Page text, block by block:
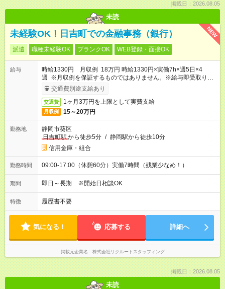
掲載日：2026.08.05
未読
NEW
未経験OK！日吉町での金融事務（銀行）
派遣 職種未経験OK ブランクOK WEB登録・面接OK
給与
時給1330円 月収例 18万円 時給1330円×実働7h×週5日×4
週 ※月収例を保証するものではありません。※給与即受取りサ
ービス利用可（利用条件有）
交通費別途支給あり
交通費 1ヶ月3万円を上限として実費支給
月収例 15～20万円
勤務地
静岡市葵区
日吉町駅から徒歩5分 / 静岡駅から徒歩10分
信用金庫・組合
勤務時間 09:00-17:00（休憩60分）実働7時間（残業少なめ！）
期間 即日～長期 ※開始日相談OK
特徴 履歴書不要
気になる！ 応募する 詳細へ
掲載元企業名 株式会社リクルートスタッフィング
掲載日：2026.08.05
未読